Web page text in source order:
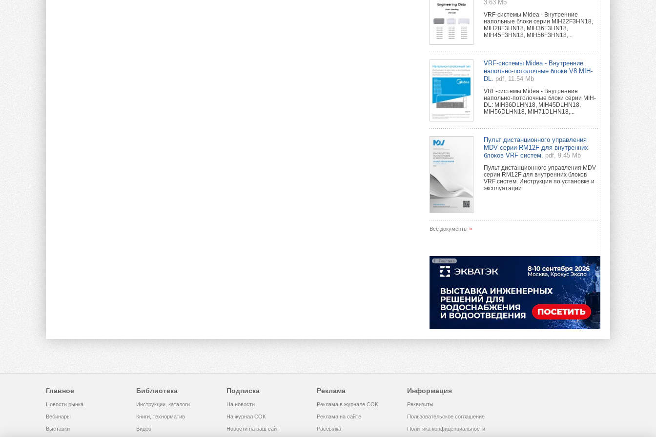
3.63 Mb
VRF-системы Midea - Внутренние
напольные блоки серии MIH22F3HN18,
MIH28F3HN18, MIH36F3HN18,
MIH45F3HN18, MIH56F3HN18,...
VRF-системы Midea - Внутренние
напольно-потолочные блоки V8 MIH-
DL.
pdf, 11.54 Mb
VRF-системы Midea - Внутренние
напольно-потолочные блоки серии MIH-
DL: MIH36DLHN18, MIH45DLHN18,
MIH56DLHN18, MIH71DLHN18,...
Пульт дистанционного управления
MDV серии RM12F для внутренних
блоков VRF систем.
pdf, 9.45 Mb
Пульт дистанционного управления MDV
серии RM12F для внутренних блоков
VRF систем. Инструкция по установке и
эксплуатации.
Все документы »
Реклама
Главное
Новости рынка
Вебинары
Выставки
Библиотека
Инструкции, каталоги
Книги, технорматив
Видео
Подписка
На новости
На журнал СОК
Новости на ваш сайт
Реклама
Реклама в журнале СОК
Реклама на сайте
Рассылка
Информация
Реквизиты
Пользовательское соглашение
Политика конфиденциальности